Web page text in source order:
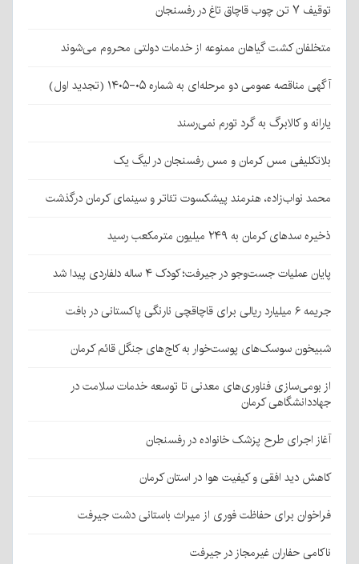
توقیف ۷ تن چوب قاچاق تاغ در رفسنجان
متخلفان کشت گیاهان ممنوعه از خدمات دولتی محروم می‌شوند
آگهی مناقصه عمومی دو مرحله‌ای به شماره ۰۵-۱۴۰۵ (تجدید اول)
یارانه و کالابرگ به گرد تورم نمی‌رسند
بلاتکلیفی مس کرمان و مس رفسنجان در لیگ یک
محمد نواب‌زاده، هنرمند پیشکسوت تئاتر و سینمای کرمان درگذشت
ذخیره سدهای کرمان به ۲۴۹ میلیون مترمکعب رسید
پایان عملیات جست‌وجو در جیرفت؛ کودک ۴ ساله دلفاردی پیدا شد
جریمه ۶ میلیارد ریالی برای قاچاقچی نارنگی پاکستانی در بافت
شبیخون سوسک‌های پوست‌خوار به کاج‌های جنگل قائم کرمان
از بومی‌سازی فناوری‌های معدنی تا توسعه خدمات سلامت در
جهاددانشگاهی کرمان
آغاز اجرای طرح پزشک خانواده در رفسنجان
کاهش دید افقی و کیفیت هوا در استان کرمان
فراخوان برای حفاظت فوری از میراث باستانی دشت جیرفت
ناکامی حفاران غیرمجاز در جیرفت